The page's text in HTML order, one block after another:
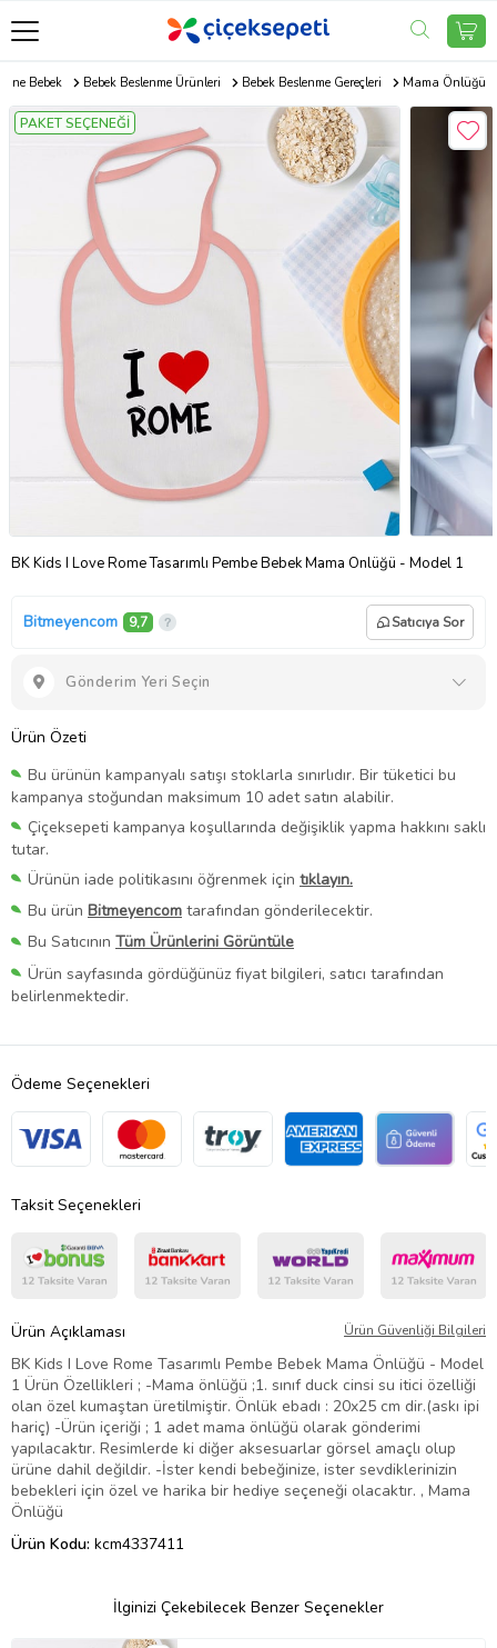
Bebek Bebek Beslenme Ürünleri Bebek Beslenme Gereçleri Mama Önlüğü
PAKET SEÇENEĞİ
BK Kids I Love Rome Tasarımlı Pembe Bebek Mama Önlüğü - Model 1
Bitmeyencom 9,7 Satıcıya Sor
Gönderim Yeri Seçin
Ürün Özeti
Bu ürünün kampanyalı satışı stoklarla sınırlıdır. Bir tüketici bu
kampanya stoğundan maksimum 10 adet satın alabilir.
Çiçeksepeti kampanya koşullarında değişiklik yapma hakkını saklı
tutar.
Ürünün iade politikasını öğrenmek için tıklayın.
Bu ürün Bitmeyencom tarafından gönderilecektir.
Bu Satıcının Tüm Ürünlerini Görüntüle
Ürün sayfasında gördüğünüz fiyat bilgileri, satıcı tarafından
belirlenmektedir.
Ödeme Seçenekleri
Taksit Seçenekleri
Ürün Açıklaması Ürün Güvenliği Bilgileri
BK Kids I Love Rome Tasarımlı Pembe Bebek Mama Önlüğü - Model
1 Ürün Özellikleri ; -Mama önlüğü ;1. sınıf duck cinsi su itici özelliği
olan özel kumaştan üretilmiştir. Önlük ebadı : 20x25 cm dir.(askı ipi
hariç) -Ürün içeriği ; 1 adet mama önlüğü olarak gönderimi
yapılacaktır. Resimlerde ki diğer aksesuarlar görsel amaçlı olup
ürüne dahil değildir. -İster kendi bebeğinize, ister sevdiklerinizin
bebekleri için özel ve harika bir hediye seçeneği olacaktır. , Mama
Önlüğü
Ürün Kodu: kcm4337411
İlginizi Çekebilecek Benzer Seçenekler